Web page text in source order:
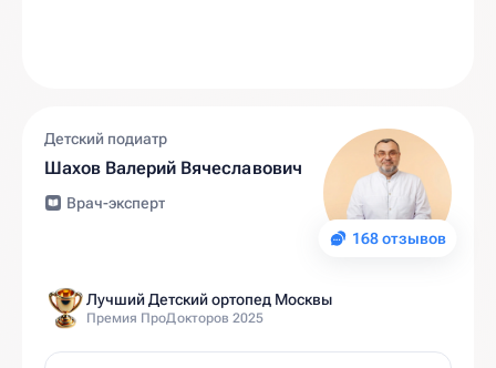
168 отзывов
Детский подиатр
Шахов Валерий Вячеславович
Врач-эксперт
Лучший Детский ортопед Москвы
Премия ПроДокторов 2025